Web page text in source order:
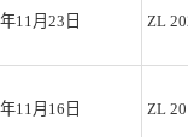
11月23日 ZL
11月16日 ZL